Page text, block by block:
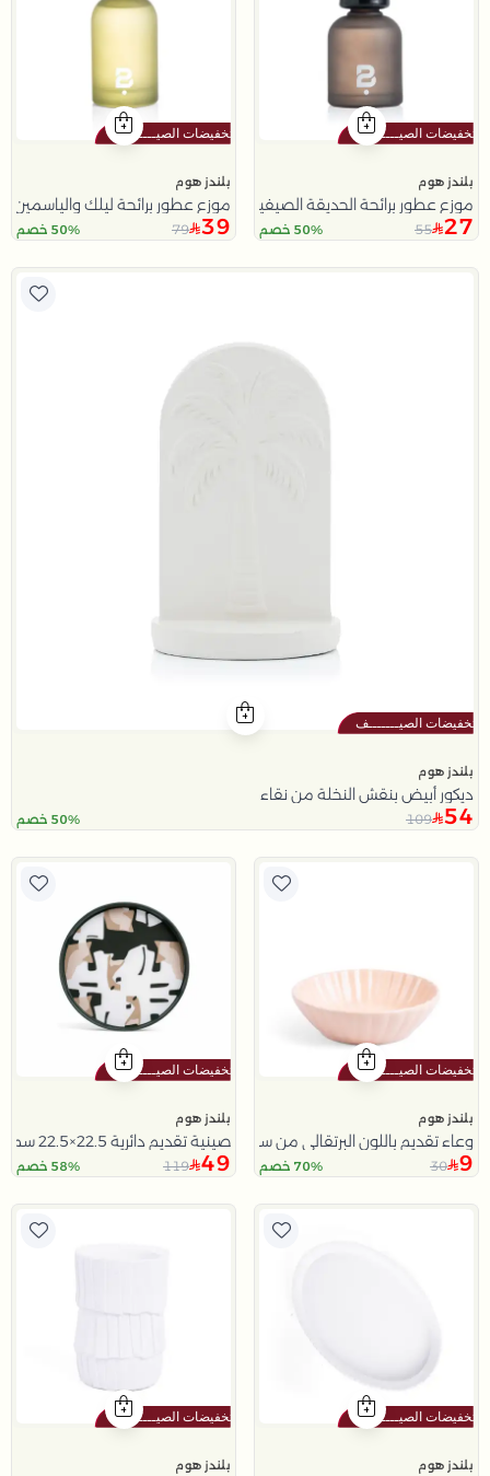
بلندز هوم
موزع عطور برائحة الحديقة الصيفية 150 مل
27
55 50% خصم
بلندز هوم
موزع عطور برائحة ليلك والياسمين 350 مل
39
79 50% خصم
بلندز هوم
ديكور أبيض بنقش النخلة من نقاء
54
109 50% خصم
بلندز هوم
وعاء تقديم باللون البرتقالي من سولانا
9
30 70% خصم
بلندز هوم
صينية تقديم دائرية 22.5×22.5 سم أسود وأبيض من الحديد بطباعة تجريدية من سيا
49
119 58% خصم
بلندز هوم بلندز هوم